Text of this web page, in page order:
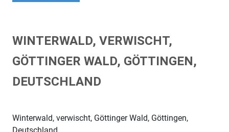
WINTERWALD, VERWISCHT,
GÖTTINGER WALD, GÖTTINGEN,
DEUTSCHLAND
Winterwald, verwischt, Göttinger Wald, Göttingen,